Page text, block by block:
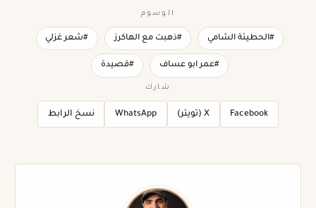
الوسوم
#الحطيئة الشامي #ذهبت مع الهاكرز #شعر غزلي
#عمر ابو عساف #قصيدة
شارك
Facebook X (تويتر) WhatsApp نسخ الرابط